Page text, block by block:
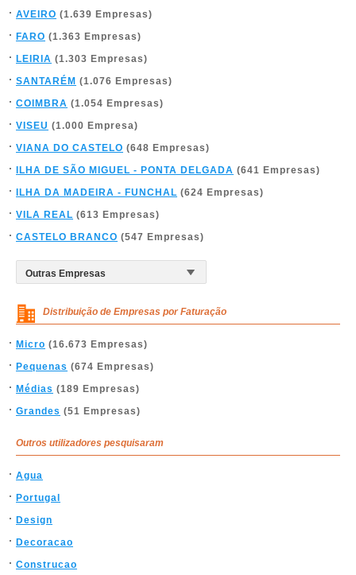
AVEIRO (1.639 Empresas)
FARO (1.363 Empresas)
LEIRIA (1.303 Empresas)
SANTARÉM (1.076 Empresas)
COIMBRA (1.054 Empresas)
VISEU (1.000 Empresa)
VIANA DO CASTELO (648 Empresas)
ILHA DE SÃO MIGUEL - PONTA DELGADA (641 Empresas)
ILHA DA MADEIRA - FUNCHAL (624 Empresas)
VILA REAL (613 Empresas)
CASTELO BRANCO (547 Empresas)
Distribuição de Empresas por Faturação
Micro (16.673 Empresas)
Pequenas (674 Empresas)
Médias (189 Empresas)
Grandes (51 Empresas)
Outros utilizadores pesquisaram
Agua
Portugal
Design
Decoracao
Construcao